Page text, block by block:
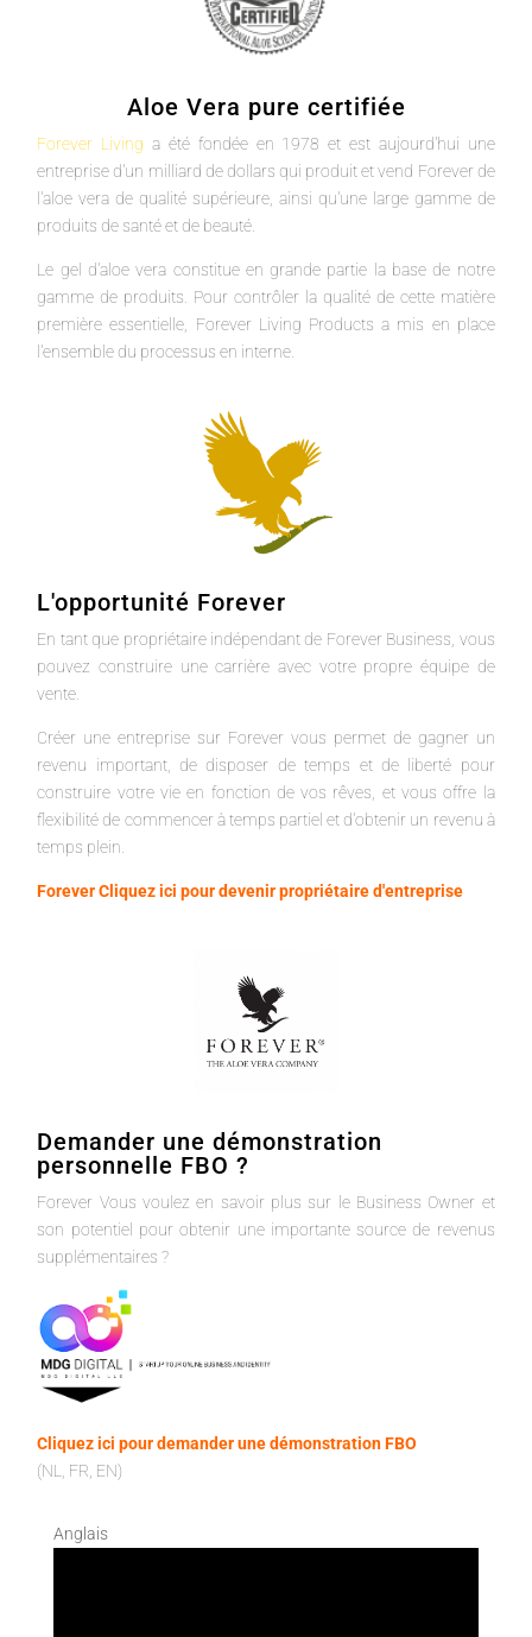
Aloe Vera pure certifiée
Forever Living a été fondée en 1978 et est aujourd'hui une
entreprise d'un milliard de dollars qui produit et vend Forever de
l'aloe vera de qualité supérieure, ainsi qu'une large gamme de
produits de santé et de beauté.
Le gel d'aloe vera constitue en grande partie la base de notre
gamme de produits. Pour contrôler la qualité de cette matière
première essentielle, Forever Living Products a mis en place
l'ensemble du processus en interne.
L'opportunité Forever
En tant que propriétaire indépendant de Forever Business, vous
pouvez construire une carrière avec votre propre équipe de
vente.
Créer une entreprise sur Forever vous permet de gagner un
revenu important, de disposer de temps et de liberté pour
construire votre vie en fonction de vos rêves, et vous offre la
flexibilité de commencer à temps partiel et d'obtenir un revenu à
temps plein.
Forever Cliquez ici pour devenir propriétaire d'entreprise
Demander une démonstration
personnelle FBO ?
Forever Vous voulez en savoir plus sur le Business Owner et
son potentiel pour obtenir une importante source de revenus
supplémentaires ?
Cliquez ici pour demander une démonstration FBO
(NL, FR, EN)
Anglais